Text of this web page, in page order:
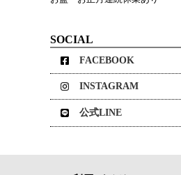
SOCIAL
FACEBOOK
INSTAGRAM
公式LINE